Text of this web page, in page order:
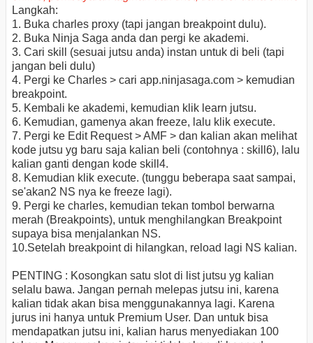
Langkah:
1. Buka charles proxy (tapi jangan breakpoint dulu).
2. Buka Ninja Saga anda dan pergi ke akademi.
3. Cari skill (sesuai jutsu anda) instan untuk di beli (tapi
jangan beli dulu)
4. Pergi ke Charles > cari app.ninjasaga.com > kemudian
breakpoint.
5. Kembali ke akademi, kemudian klik learn jutsu.
6. Kemudian, gamenya akan freeze, lalu klik execute.
7. Pergi ke Edit Request > AMF > dan kalian akan melihat
kode jutsu yg baru saja kalian beli (contohnya : skill6), lalu
kalian ganti dengan kode skill4.
8. Kemudian klik execute. (tunggu beberapa saat sampai,
se'akan2 NS nya ke freeze lagi).
9. Pergi ke charles, kemudian tekan tombol berwarna
merah (Breakpoints), untuk menghilangkan Breakpoint
supaya bisa menjalankan NS.
10.Setelah breakpoint di hilangkan, reload lagi NS kalian.
PENTING : Kosongkan satu slot di list jutsu yg kalian
selalu bawa. Jangan pernah melepas jutsu ini, karena
kalian tidak akan bisa menggunakannya lagi. Karena
jurus ini hanya untuk Premium User. Dan untuk bisa
mendapatkan jutsu ini, kalian harus menyediakan 100